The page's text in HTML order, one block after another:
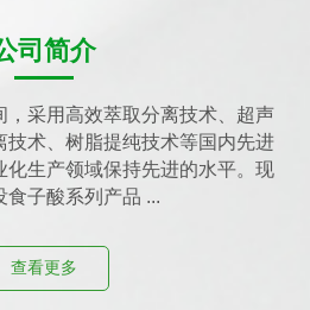
司简介
，采用高效萃取分离技术、超声
技术、树脂提纯技术等国内先进
化生产领域保持先进的水平。现
食子酸系列产品 ...
查看更多